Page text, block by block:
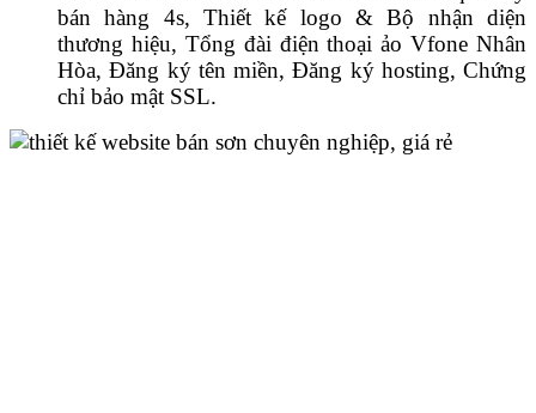
bán hàng 4s, Thiết kế logo & Bộ nhận diện
thương hiệu, Tổng đài điện thoại ảo Vfone Nhân
Hòa, Đăng ký tên miền, Đăng ký hosting, Chứng
chỉ bảo mật SSL.